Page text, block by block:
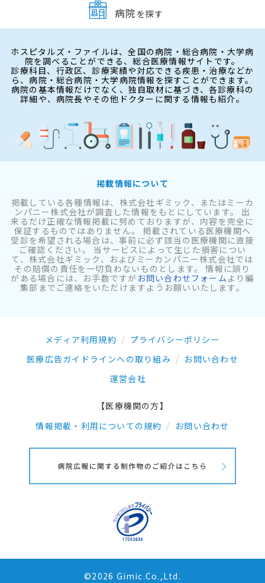
病院 を探す
ホスピタルズ・ファイルは、全国の病院・総合病院・大学病
院を調べることができる、総合医療情報サイトです。
診療科目、行政区、診療実績や対応できる疾患・治療などか
ら、病院・総合病院・大学病院情報を探すことができます。
病院の基本情報だけでなく、独自取材に基づき、各診療科の
詳細や、病院長やその他ドクターに関する情報も紹介。
掲載情報について
掲載している各種情報は、株式会社ギミック、またはミーカ
ンパニー株式会社が調査した情報をもとにしています。 出
来るだけ正確な情報掲載に努めておりますが、内容を完全に
保証するものではありません。 掲載されている医療機関へ
受診を希望される場合は、事前に必ず該当の医療機関に直接
ご確認ください。 当サービスによって生じた損害につい
て、株式会社ギミック、およびミーカンパニー株式会社では
その賠償の責任を一切負わないものとします。 情報に誤り
がある場合には、お手数ですが お問い合わせフォーム より編
集部までご連絡をいただけますようお願いいたします。
メディア利用規約
プライバシーポリシー
医療広告ガイドラインへの取り組み
お問い合わせ
運営会社
【医療機関の方】
情報掲載・利用についての規約
お問い合わせ
©2026 Gimic.Co.,Ltd.